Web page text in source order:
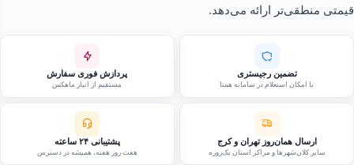
قیمتی منطقی‌تر ارائه می‌دهد.
تضمین رجیستری
با امکان استعلام در سامانه همتا
پردازش فوری سفارش
مستقیم از انبار ماهکس
ارسال همان‌روز تهران و کرج
سایر کلان‌شهرها و مراکز استان یک‌روزه
پشتیبانی ۲۴ ساعته
هفت روز هفته، همیشه در دسترس